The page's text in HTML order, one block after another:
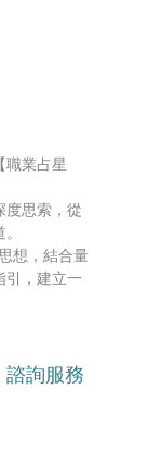
職業占星
度思索，從
想，結合量
引，建立一
諮詢服務